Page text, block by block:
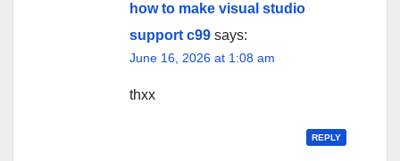
how to make visual studio
support c99 says:
June 16, 2026 at 1:08 am
thxx
REPLY